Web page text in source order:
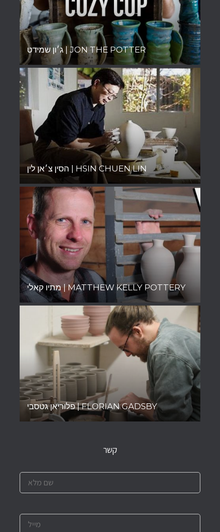
ג׳ון שמידט | JON THE POTTER
הסין צ׳אן לין | HSIN CHUEN LIN
מתיו קאלי | MATTHEW KELLY POTTERY
פלוריאן גטסבי | FLORIAN GADSBY
קשר